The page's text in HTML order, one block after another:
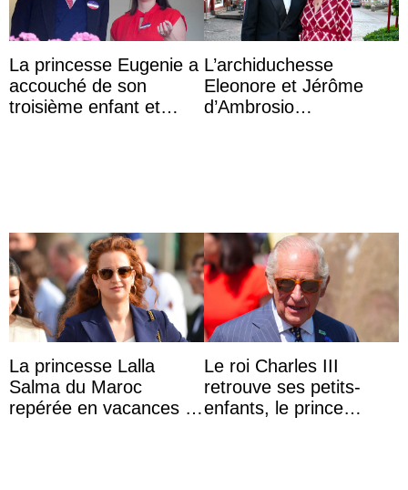
La princesse Eugenie a
accouché de son
troisième enfant et
L’archiduchesse
Eleonore et Jérôme
d’Ambrosio
La princesse Lalla
Salma du Maroc
repérée en vacances à
Le roi Charles III
retrouve ses petits-
enfants, le prince